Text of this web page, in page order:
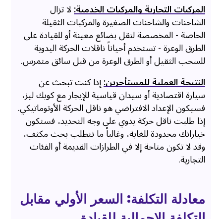
المركبات التجارية والمركبات الخدمية:لا تزال
الشاحنات والشاحنات الصغيرة والمركبات الثقيلة
الخاصة - المخصصة لنقل بضائع معينة أو للقيادة على
الطرق الوعرة - تستخدم أحياناً ناقلات الحركة اليدوية
للسحب الثقيل أو الطرق الوعرة من قبل سائق متمرس.
النتيجة العملية للمستأجرين:إذا كنت تبحث عن
سيارة اقتصادية أو سيدان قياسية للإيجار مع كويك ليز،
فسيكون الإعداد الافتراضي هو ناقل الحركة الأوتوماتيكي.
إذا طلبت ناقل حركة يدوي على وجه التحديد، فستكون
خياراتك محدودة للغاية، وغالباً ما تتطلب بحث مكثف،
وقد لا تكون متاحة إلا في الطرازات القديمة أو الفئات
التجارية.
معادلة التكلفة: السعر الأولي مقابل